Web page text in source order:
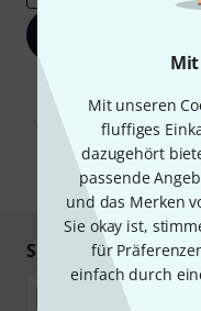
Mit
Mit unseren
fluffiges
dazugehört
passende
und das Merken
Sie okay ist,
für
einfach durch
Mit Klick auf „Jetzt
Werbung und einer
Abmeldung ist jederzeit
unseren
Sicher einkaufen &